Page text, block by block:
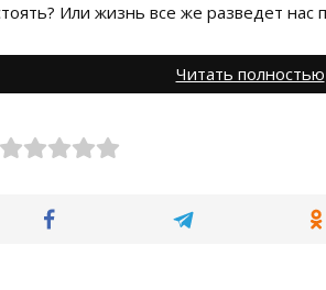
Или жизнь все же разведет нас
Читать полностью